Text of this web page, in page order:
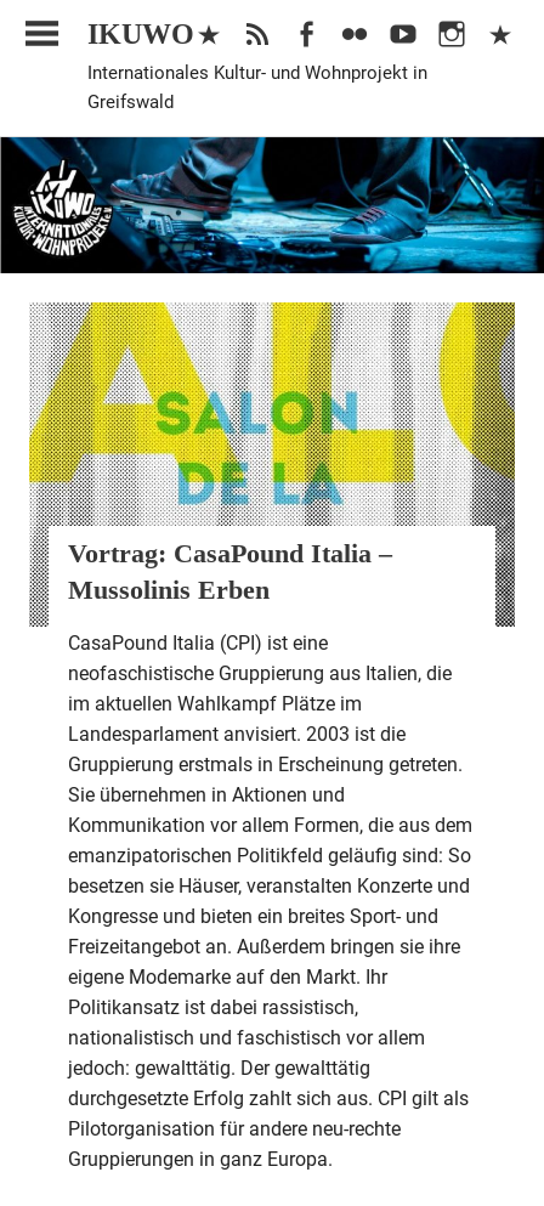
Inhalt
IKUWO
Internationales Kultur- und Wohnprojekt in
Greifswald
Allgemein
Vortrag: CasaPound Italia –
Mussolinis Erben
CasaPound Italia (CPI) ist eine
neofaschistische Gruppierung aus Italien, die
im aktuellen Wahlkampf Plätze im
Landesparlament anvisiert. 2003 ist die
Gruppierung erstmals in Erscheinung getreten.
Sie übernehmen in Aktionen und
Kommunikation vor allem Formen, die aus dem
emanzipatorischen Politikfeld geläufig sind: So
besetzen sie Häuser, veranstalten Konzerte und
Kongresse und bieten ein breites Sport- und
Freizeitangebot an. Außerdem bringen sie ihre
eigene Modemarke auf den Markt. Ihr
Politikansatz ist dabei rassistisch,
nationalistisch und faschistisch vor allem
jedoch: gewalttätig. Der gewalttätig
durchgesetzte Erfolg zahlt sich aus. CPI gilt als
Pilotorganisation für andere neu-rechte
Gruppierungen in ganz Europa.